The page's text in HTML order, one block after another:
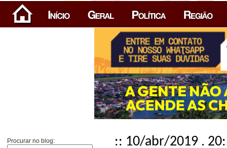
Procurar no blog: :: 10/abr/2019 .